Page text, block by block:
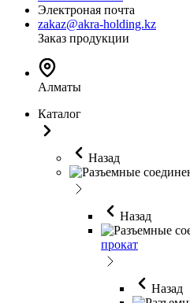
Электроная почта
zakaz@akra-holding.kz
Заказ продукции
Алматы
Каталог
Назад
Назад
прокат
Назад